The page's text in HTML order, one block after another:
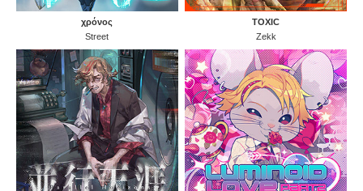
χρόνος
Street
TOXIC
Zekk